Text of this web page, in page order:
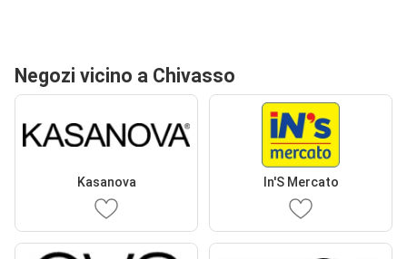
Negozi vicino a Chivasso
Kasanova In'S Mercato